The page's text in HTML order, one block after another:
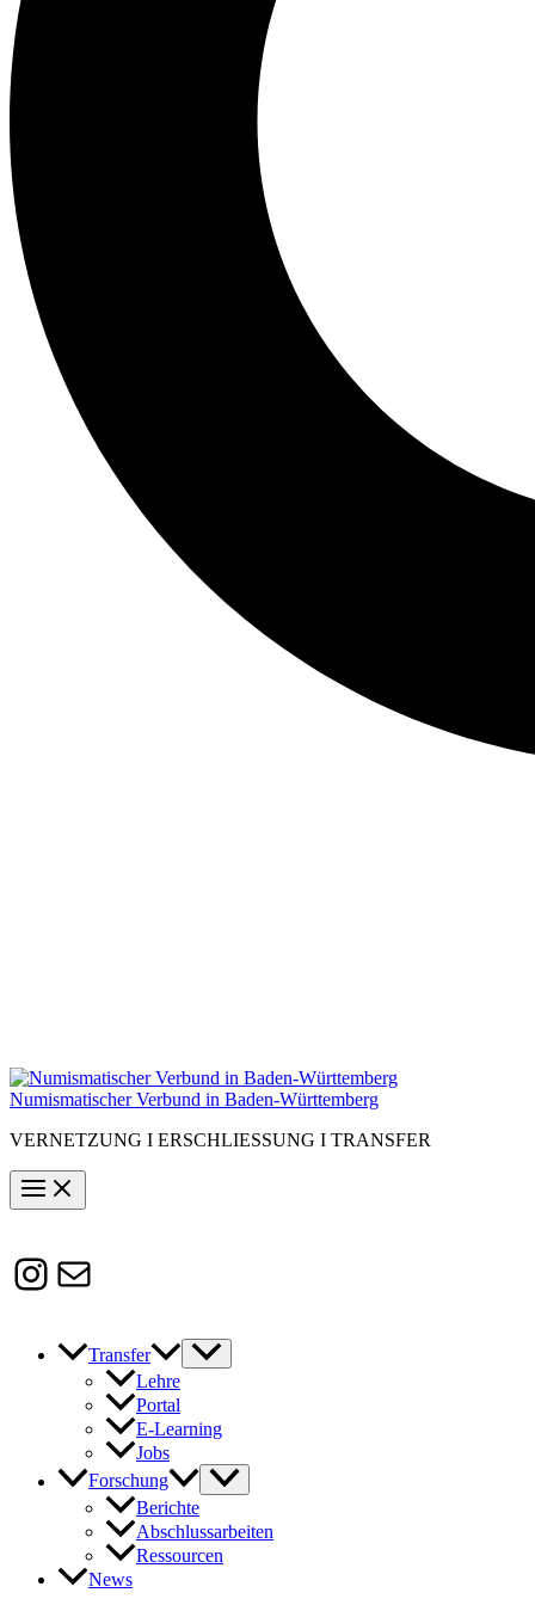
Numismatischer Verbund in Baden-Württemberg
VERNETZUNG I ERSCHLIESSUNG I TRANSFER
Instagram
Susanne.Boerner@zaw.uni-
heidelberg.de
Transfer
Lehre
Portal
E-Learning
Jobs
Forschung
Berichte
Abschlussarbeiten
Ressourcen
News